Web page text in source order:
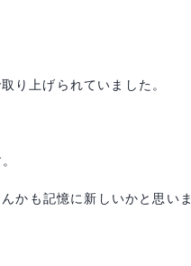
り上げられていました。
かも記憶に新しいかと思いま